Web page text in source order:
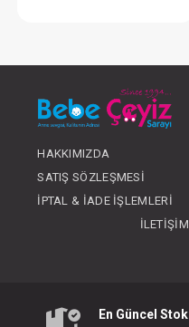
OLUNUZ
HAKKIMIZDA
SATIŞ SÖZLEŞMESI
İPTAL & İADE İŞLEMLERI
İLETIŞIM
En Güncel Stok